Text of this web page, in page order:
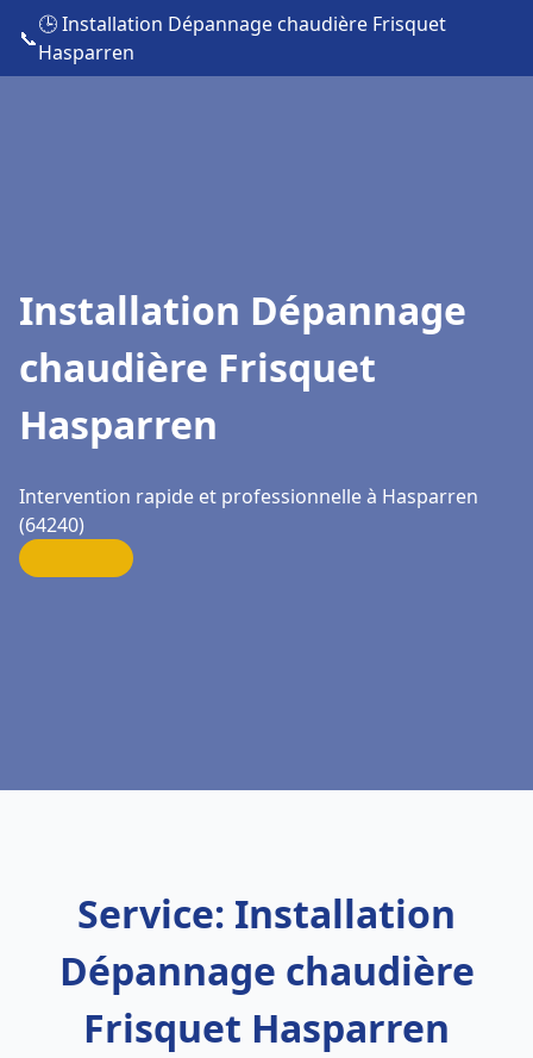
📞
🕒 Installation Dépannage chaudière Frisquet
Hasparren
Installation Dépannage
chaudière Frisquet
Hasparren
Intervention rapide et professionnelle à Hasparren
(64240)
Service: Installation
Dépannage chaudière
Frisquet Hasparren